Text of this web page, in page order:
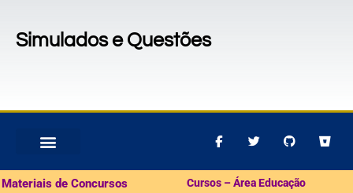
Simulados e Questões
Materiais de Concursos Cursos – Área Educação